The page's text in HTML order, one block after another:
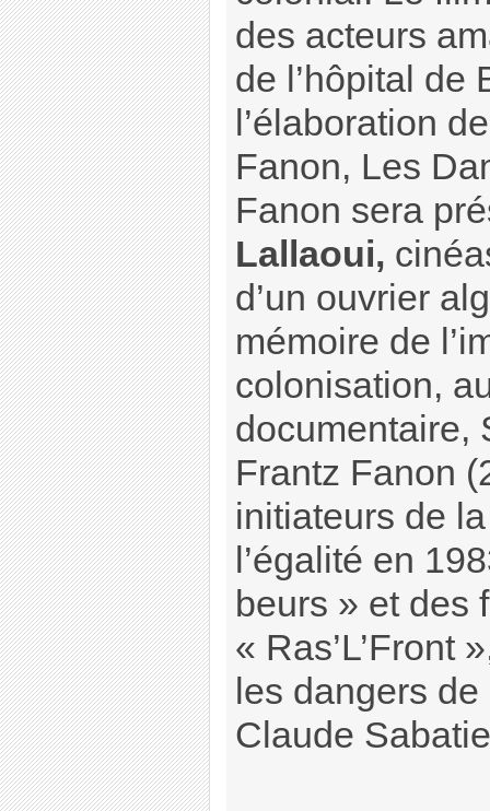
des acteurs
de l’hôpital de
l’élaboration
Fanon, Les
Fanon sera
Lallaoui,
d’un ouvrier
mémoire de
colonisation,
documentaire,
Frantz Fanon
initiateurs de
l’égalité en
beurs » et des
« Ras’L’Front
les dangers
Claude